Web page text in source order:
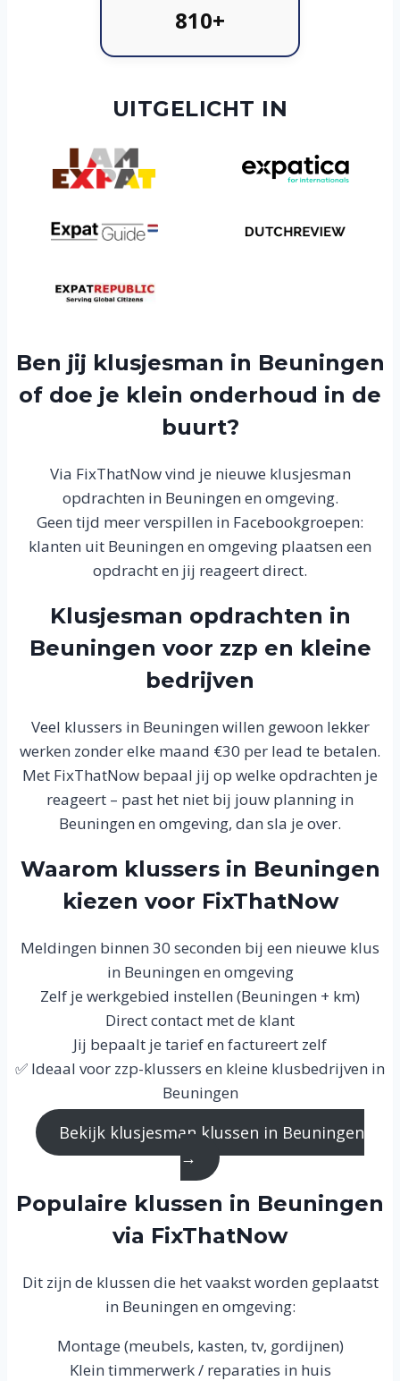
810+
UITGELICHT IN
Ben jij klusjesman in Beuningen
of doe je klein onderhoud in de
buurt?
Via FixThatNow vind je nieuwe klusjesman
opdrachten in Beuningen en omgeving.
Geen tijd meer verspillen in Facebookgroepen:
klanten uit Beuningen en omgeving plaatsen een
opdracht en jij reageert direct.
Klusjesman opdrachten in
Beuningen voor zzp en kleine
bedrijven
Veel klussers in Beuningen willen gewoon lekker
werken zonder elke maand €30 per lead te betalen.
Met FixThatNow bepaal jij op welke opdrachten je
reageert – past het niet bij jouw planning in
Beuningen en omgeving, dan sla je over.
Waarom klussers in Beuningen
kiezen voor FixThatNow
Meldingen binnen 30 seconden bij een nieuwe klus
in Beuningen en omgeving
Zelf je werkgebied instellen (Beuningen + km)
Direct contact met de klant
Jij bepaalt je tarief en factureert zelf
✅ Ideaal voor zzp-klussers en kleine klusbedrijven in
Beuningen
Bekijk klusjesman klussen in Beuningen
→
Populaire klussen in Beuningen
via FixThatNow
Dit zijn de klussen die het vaakst worden geplaatst
in Beuningen en omgeving:
Montage (meubels, kasten, tv, gordijnen)
Klein timmerwerk / reparaties in huis